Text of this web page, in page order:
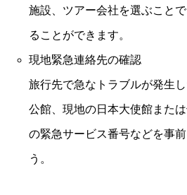
施設、ツアー会社を選ぶこと
ることができます。
現地緊急連絡先の確認
旅行先で急なトラブルが発生
公館、現地の日本大使館また
の緊急サービス番号などを事
う。